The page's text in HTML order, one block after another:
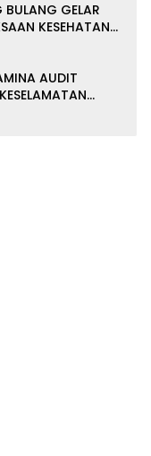
BULANG GELAR
KESEHATAN
KERUH
AUDIT